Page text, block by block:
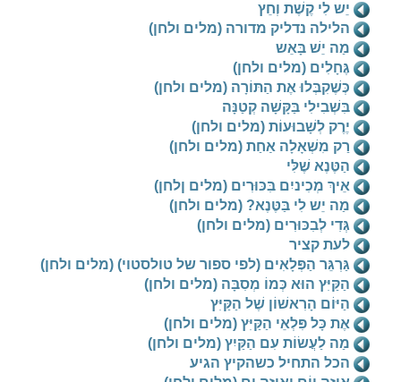
יֵש לִי קֶשֶׁת וְחֵץ
הלילה נדליק מדורה (מלים ולחן)
מַה יֵשׁ בָּאֵש
גֶּחָלִים (מלים ולחן)
כְּשֶׁקִבְּלוּ אֶת הַתּוֹרָה (מלים ולחן)
בִּשְׁבִילִי בַּקָּשָׁה קְטַנָּה
יֶרֶק לְשָׁבוּעוֹת (מלים ולחן)
רַק מִשְׁאָלָה אַחַת (מלים ולחן)
הַטֶּנֶא שֶׁלִּי
אֵיךְ מְכִיניִם בִּכּוּרִים (מלים ןלחן)
מַה יֵש לִי בַּטֶּנֶא? (מלים ולחן)
גְּדִי לְבִכּוּרִים (מלים ולחן)
לעת קציר
גַּרְגֵּר הַפְּלָאִים (לפי ספור של טולסטוי) (מלים ולחן)
הַקַּיִּץ הוּא כְּמוֹ מְסִבָּה (מלים ולחן)
הַיּוֹם הָרִאשׁוֹן שֶׁל הַקַּיִּץ
אֶת כָּל פִּלְאֵי הַקַּיִּץ (מלים ולחן)
מַה לַעֲשׂוֹת עִם הַקַּיִץ (מלים ולחן)
הכל התחיל כשהקיץ הגיע